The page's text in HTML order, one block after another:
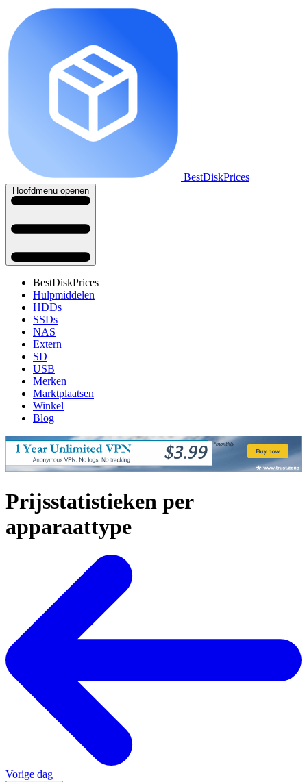
BestDiskPrices
Hoofdmenu openen
BestDiskPrices
Hulpmiddelen
HDDs
SSDs
NAS
Extern
SD
USB
Merken
Marktplaatsen
Winkel
Blog
Prijsstatistieken per
apparaattype
Vorige dag